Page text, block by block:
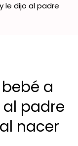
le dijo al padre
a
padre
nacer